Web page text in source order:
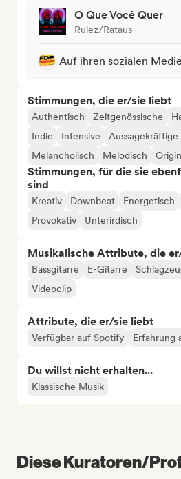
O Que Você Quer
Rulez/Rataus
Auf ihren sozialen
Stimmungen, die er/sie liebt
Authentisch Zeitgenössische
Indie
Intensive
Melancholisch
Melodisch
Stimmungen, für die sie
sind
Kreativ Downbeat Energetisch
Provokativ
Unterirdisch
Musikalische Attribute, die
Bassgitarre E-Gitarre
Videoclip
Attribute, die er/sie liebt
Verfügbar auf Spotify Erfahrung
Du willst nicht erhalten...
Klassische Musik
Diese Kuratoren/